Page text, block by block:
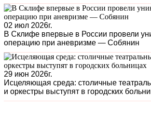
02 июл 2026г.
В Склифе впервые в России провели
операцию при аневризме — Собянин
29 июн 2026г.
Исцеляющая среда: столичные
и оркестры выступят в городских